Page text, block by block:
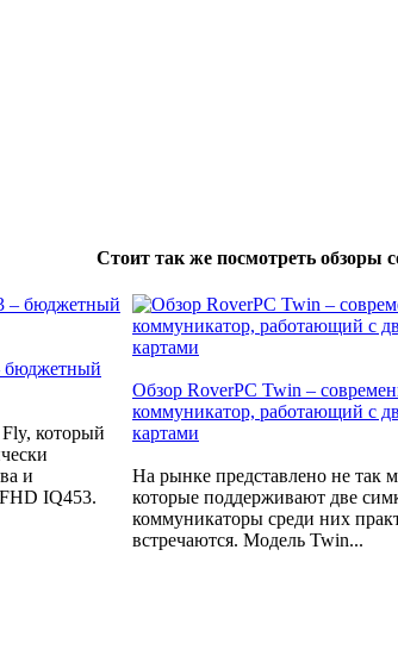
Стоит так же посмотреть обзоры
бюджетный
который
и
IQ453.
Обзор RoverPC Twin –
коммуникатор, работающий с
картами
На рынке представлено не так
которые поддерживают две
коммуникаторы среди них
встречаются. Модель Twin...